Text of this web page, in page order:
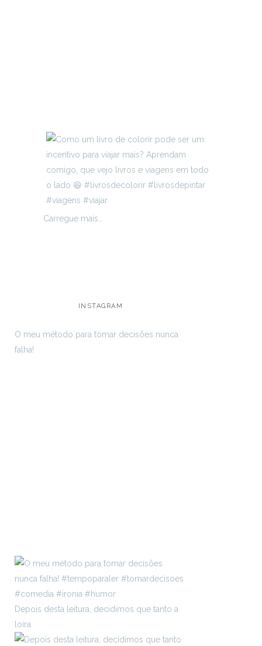
Carregue mais…
INSTAGRAM
O meu método para tomar decisões nunca
falha!
Depois desta leitura, decidimos que tanto a
loira